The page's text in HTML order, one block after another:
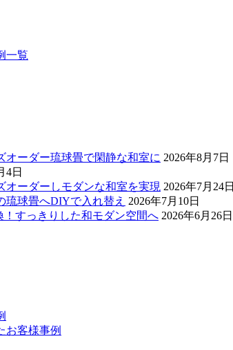
一覧
オーダー琉球畳で閑静な和室に 2026年8月7日
4日
ーダーしモダンな和室を実現 2026年7月24日
琉球畳へDIYで入れ替え 2026年7月10日
すっきりした和モダン空間へ 2026年6月26日
お客様事例